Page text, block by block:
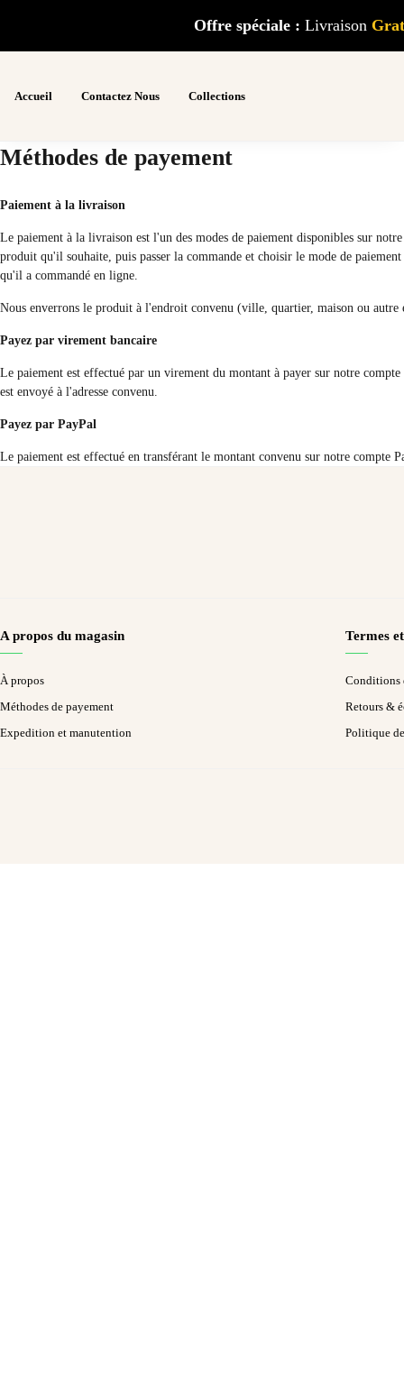
Offre spéciale : Livraison G
Accueil Contactez Nous Collections
Méthodes de payement
Paiement à la livraison
Le paiement à la livraison est l'un des modes de paiement disponibles sur
produit qu'il souhaite, puis passer la commande et choisir le mode de
qu'il a commandé en ligne.
Nous enverrons le produit à l'endroit convenu (ville, quartier, maison ou
Payez par virement bancaire
Le paiement est effectué par un virement du montant à payer sur notre
est envoyé à l'adresse convenu.
Payez par PayPal
Le paiement est effectué en transférant le montant convenu sur notre compte
A propos du magasin
À propos
Méthodes de payement
Expedition et manutention
Termes
Conditions
Retours &
Politique